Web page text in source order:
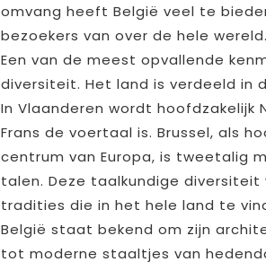
omvang heeft België veel te
bezoekers van over de hele
Een van de meest opvallende
diversiteit. Het land is verdeeld in
In Vlaanderen wordt hoofdzakelijk
Frans de voertaal is. Brussel, als
centrum van Europa, is tweetalig
talen. Deze taalkundige
tradities die in het hele land te
België staat bekend om zijn
tot moderne staaltjes van